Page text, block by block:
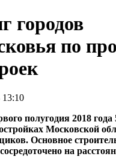
городов
по
13:10
полугодия 2018
Московской
Основное
на